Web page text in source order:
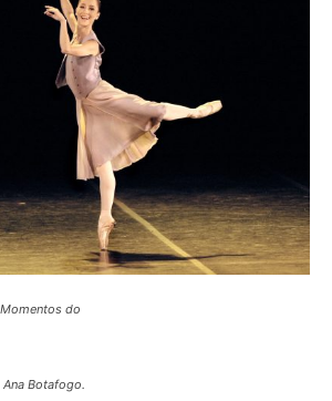
do
Botafogo.